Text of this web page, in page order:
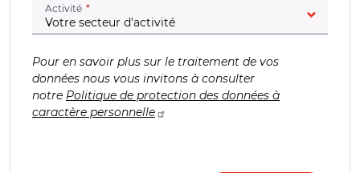
Activité (champ obligatoire)
Pour en savoir plus sur le traitement de vos
données nous vous invitons à consulter
notre Politique de protection des données à
caractère personnelle